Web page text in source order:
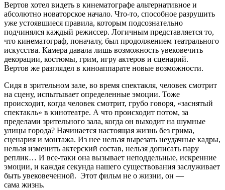
Вертов хотел видеть в кинематографе альтернативное и
абсолютно новаторское начало. Что-то, способное разрушить
уже устоявшиеся правила, которым подсознательно
подчинялся каждый режиссер. Логичным представляется то,
что кинематограф, поначалу, был продолжением театрального
искусства. Камера давала лишь возможность увековечить
декорации, костюмы, грим, игру актеров и сценарий.
Вертов же разглядел в киноаппарате новые возможности.
Сидя в зрительном зале, во время спектакля, человек смотрит
на сцену, испытывает определенные эмоции. Тоже
происходит, когда человек смотрит, грубо говоря, «заснятый
спектакль» в кинотеатре. А что происходит потом, за
пределами зрительного зала, когда он выходит на шумные
улицы города? Начинается настоящая жизнь без грима,
сценария и монтажа. Из нее нельзя вырезать неудачные кадры,
нельзя изменить актерский состав, нельзя дописать пару
реплик… И все-таки она вызывает неподдельные, искренние
эмоции, и каждая секунда нашего существования заслуживает
быть увековеченной. Этот фильм не о жизни, он —
сама жизнь.